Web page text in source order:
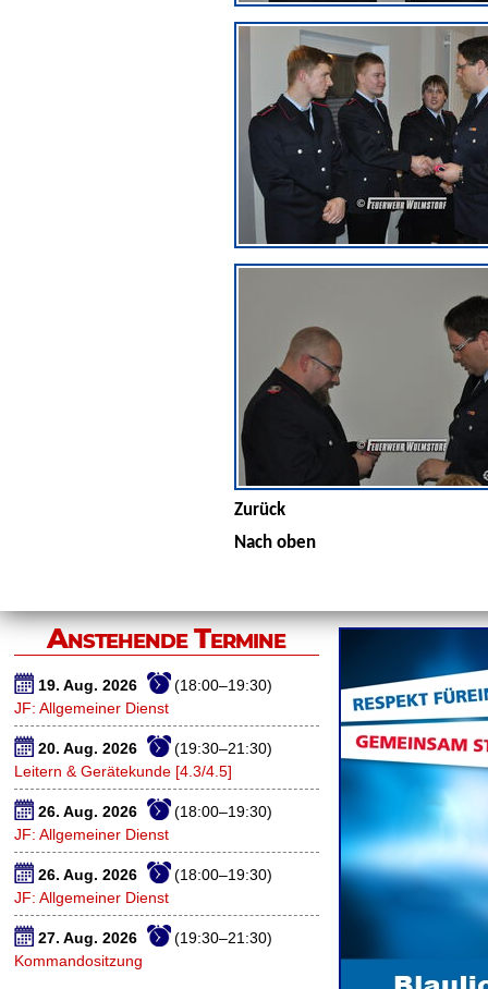
Zurück
Nach oben
Anstehende Termine
19. Aug. 2026
(18:00–19:30)
JF: Allgemeiner Dienst
20. Aug. 2026
(19:30–21:30)
Leitern & Gerätekunde [4.3/4.5]
26. Aug. 2026
(18:00–19:30)
JF: Allgemeiner Dienst
26. Aug. 2026
(18:00–19:30)
JF: Allgemeiner Dienst
27. Aug. 2026
(19:30–21:30)
Kommandositzung